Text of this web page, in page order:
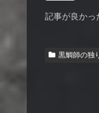
記事が良かっ
黒鯛師の独